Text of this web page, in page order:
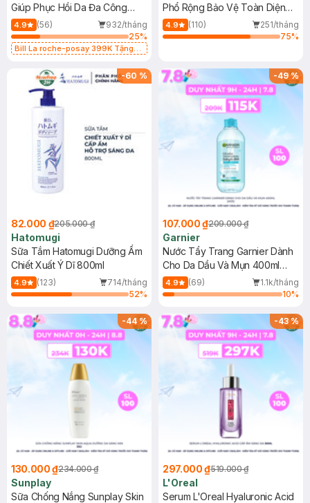
Giúp Phục Hồi Da Đa Công
Dụng 40ml
4.9 (56)
932/tháng
25%
Bill La roche-posay 399K Tặng
(SL có hạn)
Phổ Rộng Bảo Vệ Toàn Diện
40ml
4.9 (110)
251/tháng
75%
-60 %
82.000 ₫205.000 ₫
Hatomugi
Sữa Tắm Hatomugi Dưỡng Ẩm
Chiết Xuất Ý Dĩ 800ml
4.9 (123)
714/tháng
52%
-49%
107.000 ₫209.000 ₫
Garnier
Nước Tẩy Trang Garnier Dành
Cho Da Dầu Và Mụn 400ml
(Mới)
4.9 (69)
1.1k/tháng
10%
-44%
130.000 ₫234.000 ₫
Sunplay
Sữa Chống Nắng Sunplay Skin
-43%
297.000 ₫519.000 ₫
L'Oreal
Serum L'Oreal Hyaluronic Acid